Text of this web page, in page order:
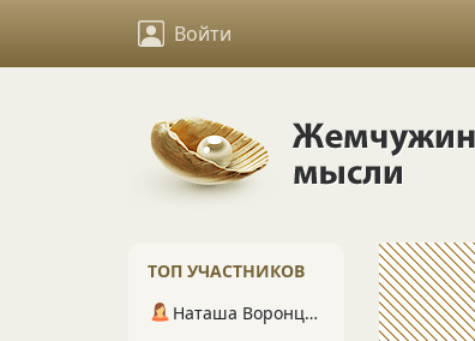
Войти
ТОП УЧАСТНИКОВ
Наташа Воронцова